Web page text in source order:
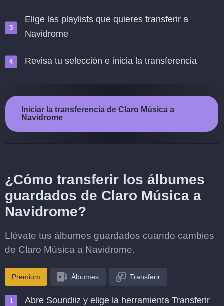
Elige las playlists que quieres transferir a
Navidrome
Revisa tu selección e inicia la transferencia
Iniciar la transferencia de Claro Música a
Navidrome
¿Cómo transferir los álbumes
guardados de Claro Música a
Navidrome?
Llévate tus álbumes guardados cuando cambies
de Claro Música a Navidrome.
Premium Álbumes Transferir
Abre Soundiiz y elige la herramienta Transferir